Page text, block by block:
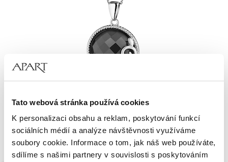
Tato webová stránka používá cookies
K personalizaci obsahu a reklam, poskytování funkcí
sociálních médií a analýze návštěvnosti využíváme
soubory cookie. Informace o tom, jak náš web používáte,
sdílíme s našimi partnery v souvislosti s poskytováním
14 990 Kč